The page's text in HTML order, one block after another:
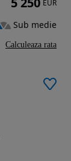
EUR
Sub medie
Calculeaza rata